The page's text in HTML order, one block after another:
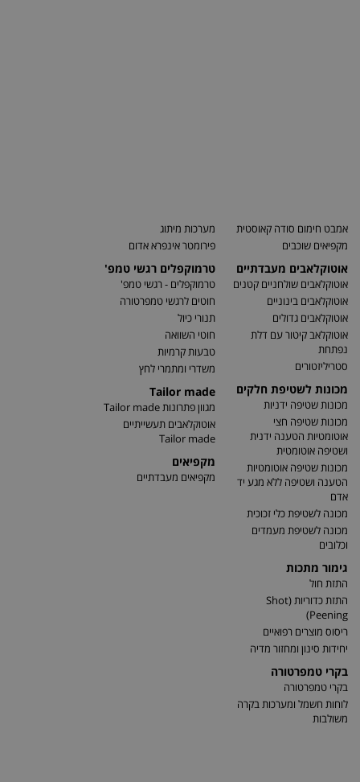
אמבט חימום סודה קאוסטית
מקפיאים שוכבים
אוטוקלאבים מעבדתיים
אוטוקלאבים שולחניים קטנים
אוטוקלאבים בינוניים
אוטוקלאבים גדולים
אוטוקלאב קיטור עם דלת
נפתחת
סטריליזטורים
מכונות לשטיפת חלקים
מכונות שטיפה ידניות
מכונות שטיפה חצי
אוטומטיות הטענה ידנית
ושטיפה אוטומטית
מכונות שטיפה אוטומטיות
הטענה ושטיפה ללא מגע יד
אדם
מכונה לשטיפת כלי זכוכית
מכונה לשטיפת מעמדים
וכלובים
גימור מתכות
התזת חול
התזת כדוריות (Shot
Peening)
ריסוס מוצרים רפואיים
יחידות סינון ומחזור מדיה
בקרי טמפרטורה
בקרי טמפרטורה
לוחות חשמל ומערכות בקרה
משולבות
מערכות מיתוג
פירומטר אינפרא אדום
טרמוקפלים רגשי טמפ'
טרמוקפלים - רגשי טמפ'
חוטים לרגשי טמפרטורה
תנורי כיול
חוטי השוואה
טבעות קרמיות
משדרי ומתמרי לחץ
Tailor made
מגוון פתרונות Tailor made
אוטוקלאבים תעשייתיים
Tailor made
מקפיאים
מקפיאים מעבדתיים